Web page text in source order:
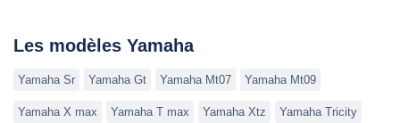
Les modèles Yamaha
Yamaha Sr Yamaha Gt Yamaha Mt07 Yamaha Mt09
Yamaha X max Yamaha T max Yamaha Xtz Yamaha Tricity